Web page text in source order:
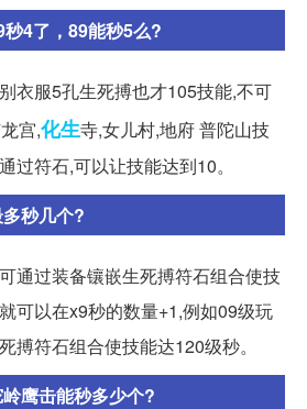
4了，89能秒5么?
衣服5孔生死搏也才105技能,不可
宫,化生寺,女儿村,地府 普陀山技
过符石,可以让技能达到10。
秒几个?
通过装备镶嵌生死搏符石组合使技
可以在x9秒的数量+1,例如09级玩
搏符石组合使技能达120级秒。
鹰击能秒多少个?